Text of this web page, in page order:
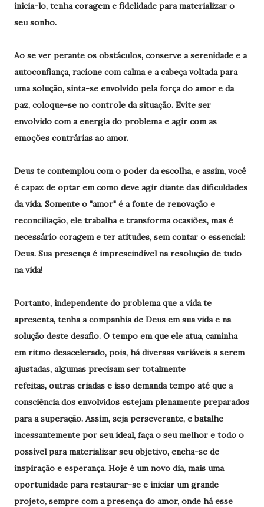
inicia-lo, tenha coragem e fidelidade para materializar o
seu sonho.
Ao se ver perante os obstáculos, conserve a serenidade e a
autoconfiança, racione com calma e a cabeça voltada para
uma solução, sinta-se envolvido pela força do amor e da
paz, coloque-se no controle da situação. Evite ser
envolvido com a energia do problema e agir com as
emoções contrárias ao amor.
Deus te contemplou com o poder da escolha, e assim, você
é capaz de optar em como deve agir diante das dificuldades
da vida. Somente o "amor" é a fonte de renovação e
reconciliação, ele trabalha e transforma ocasiões, mas é
necessário coragem e ter atitudes, sem contar o essencial:
Deus. Sua presença é imprescindível na resolução de tudo
na vida!
Portanto, independente do problema que a vida te
apresenta, tenha a companhia de Deus em sua vida e na
solução deste desafio. O tempo em que ele atua, caminha
em ritmo desacelerado, pois, há diversas variáveis a serem
ajustadas, algumas precisam ser totalmente
refeitas, outras criadas e isso demanda tempo até que a
consciência dos envolvidos estejam plenamente preparados
para a superação. Assim, seja perseverante, e batalhe
incessantemente por seu ideal, faça o seu melhor e todo o
possível para materializar seu objetivo, encha-se de
inspiração e esperança. Hoje é um novo dia, mais uma
oportunidade para restaurar-se e iniciar um grande
projeto, sempre com a presença do amor, onde há esse